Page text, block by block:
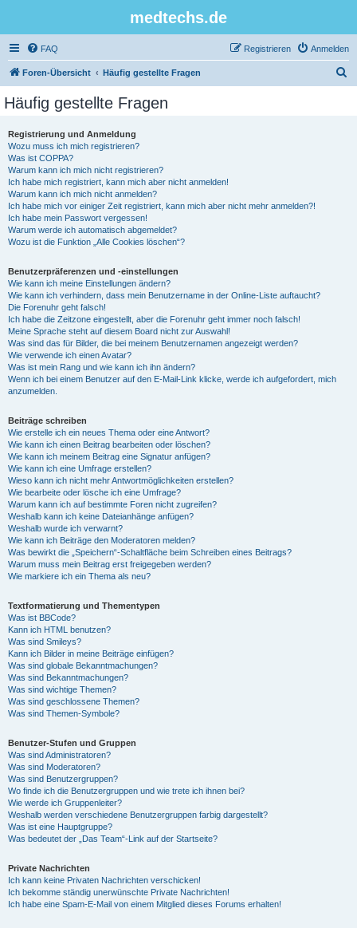
medtechs.de
FAQ Anmelden
Registrieren
Foren-Übersicht Häufig gestellte Fragen
Häufig gestellte Fragen
Registrierung und Anmeldung
Wozu muss ich mich registrieren?
Was ist COPPA?
Warum kann ich mich nicht registrieren?
Ich habe mich registriert, kann mich aber nicht anmelden!
Warum kann ich mich nicht anmelden?
Ich habe mich vor einiger Zeit registriert, kann mich aber nicht mehr anmelden?!
Ich habe mein Passwort vergessen!
Warum werde ich automatisch abgemeldet?
Wozu ist die Funktion „Alle Cookies löschen“?
Benutzerpräferenzen und -einstellungen
Wie kann ich meine Einstellungen ändern?
Wie kann ich verhindern, dass mein Benutzername in der Online-Liste auftaucht?
Die Forenuhr geht falsch!
Ich habe die Zeitzone eingestellt, aber die Forenuhr geht immer noch falsch!
Meine Sprache steht auf diesem Board nicht zur Auswahl!
Was sind das für Bilder, die bei meinem Benutzernamen angezeigt werden?
Wie verwende ich einen Avatar?
Was ist mein Rang und wie kann ich ihn ändern?
Wenn ich bei einem Benutzer auf den E-Mail-Link klicke, werde ich aufgefordert, mich
anzumelden.
Beiträge schreiben
Wie erstelle ich ein neues Thema oder eine Antwort?
Wie kann ich einen Beitrag bearbeiten oder löschen?
Wie kann ich meinem Beitrag eine Signatur anfügen?
Wie kann ich eine Umfrage erstellen?
Wieso kann ich nicht mehr Antwortmöglichkeiten erstellen?
Wie bearbeite oder lösche ich eine Umfrage?
Warum kann ich auf bestimmte Foren nicht zugreifen?
Weshalb kann ich keine Dateianhänge anfügen?
Weshalb wurde ich verwarnt?
Wie kann ich Beiträge den Moderatoren melden?
Was bewirkt die „Speichern“-Schaltfläche beim Schreiben eines Beitrags?
Warum muss mein Beitrag erst freigegeben werden?
Wie markiere ich ein Thema als neu?
Textformatierung und Thementypen
Was ist BBCode?
Kann ich HTML benutzen?
Was sind Smileys?
Kann ich Bilder in meine Beiträge einfügen?
Was sind globale Bekanntmachungen?
Was sind Bekanntmachungen?
Was sind wichtige Themen?
Was sind geschlossene Themen?
Was sind Themen-Symbole?
Benutzer-Stufen und Gruppen
Was sind Administratoren?
Was sind Moderatoren?
Was sind Benutzergruppen?
Wo finde ich die Benutzergruppen und wie trete ich ihnen bei?
Wie werde ich Gruppenleiter?
Weshalb werden verschiedene Benutzergruppen farbig dargestellt?
Was ist eine Hauptgruppe?
Was bedeutet der „Das Team“-Link auf der Startseite?
Private Nachrichten
Ich kann keine Privaten Nachrichten verschicken!
Ich bekomme ständig unerwünschte Private Nachrichten!
Ich habe eine Spam-E-Mail von einem Mitglied dieses Forums erhalten!